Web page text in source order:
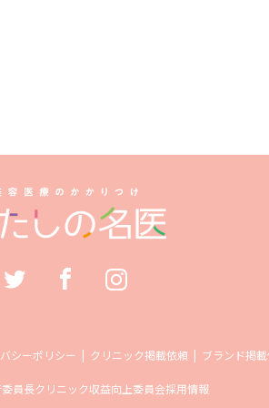
シーポリシー クリニック掲載依頼 ブランド掲
員長クリニック収益向上委員会採用情報